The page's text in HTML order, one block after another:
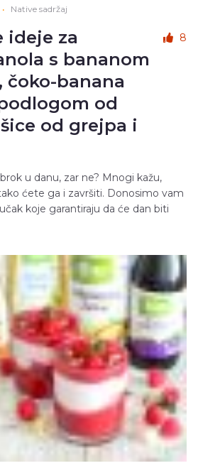
• Native sadržaj
ideje za
s bananom
čoko-banana
od
od grejpa i
8
u danu, zar ne? Mnogi kažu,
ćete ga i završiti. Donosimo vam
koje garantiraju da će dan biti